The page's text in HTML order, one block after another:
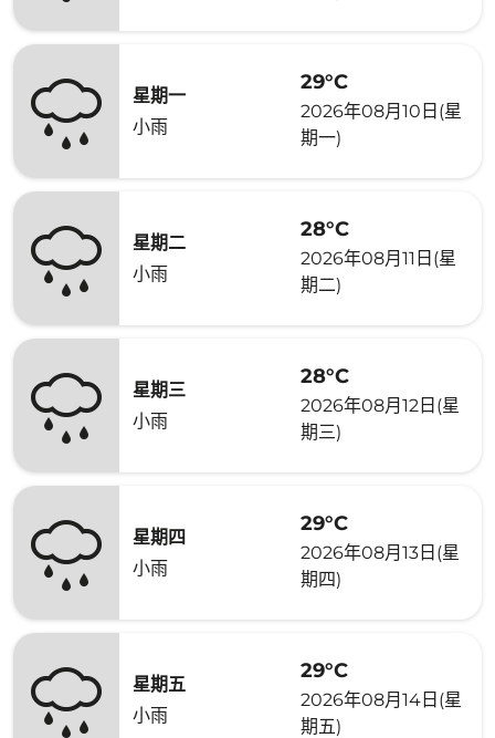
星期一
小雨
29°C
2026年08月10日(星
期一)
星期二
小雨
28°C
2026年08月11日(星
期二)
星期三
小雨
28°C
2026年08月12日(星
期三)
星期四
小雨
29°C
2026年08月13日(星
期四)
星期五
小雨
29°C
2026年08月14日(星
期五)